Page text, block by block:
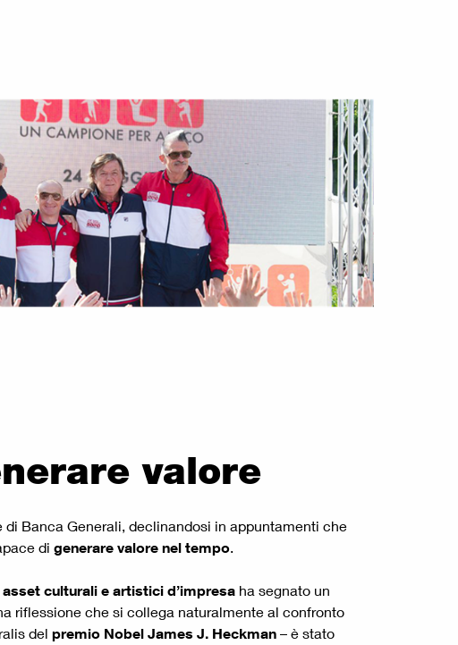
valore
Banca Generali, declinandosi in appuntamenti che
di generare valore nel tempo.
culturali e artistici d’impresa ha segnato un
riflessione che si collega naturalmente al confronto
del premio Nobel James J. Heckman – è stato